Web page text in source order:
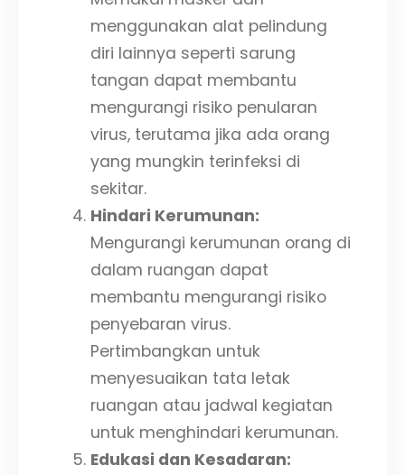
menggunakan alat pelindung
diri lainnya seperti sarung
tangan dapat membantu
mengurangi risiko penularan
virus, terutama jika ada orang
yang mungkin terinfeksi di
sekitar.
Hindari Kerumunan:
Mengurangi kerumunan orang di
dalam ruangan dapat
membantu mengurangi risiko
penyebaran virus.
Pertimbangkan untuk
menyesuaikan tata letak
ruangan atau jadwal kegiatan
untuk menghindari kerumunan.
Edukasi dan Kesadaran: